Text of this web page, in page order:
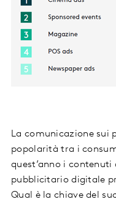
La comunicazione sui
popolarità tra i
quest’anno i
pubblicitario digitale
Qual è la chiave del